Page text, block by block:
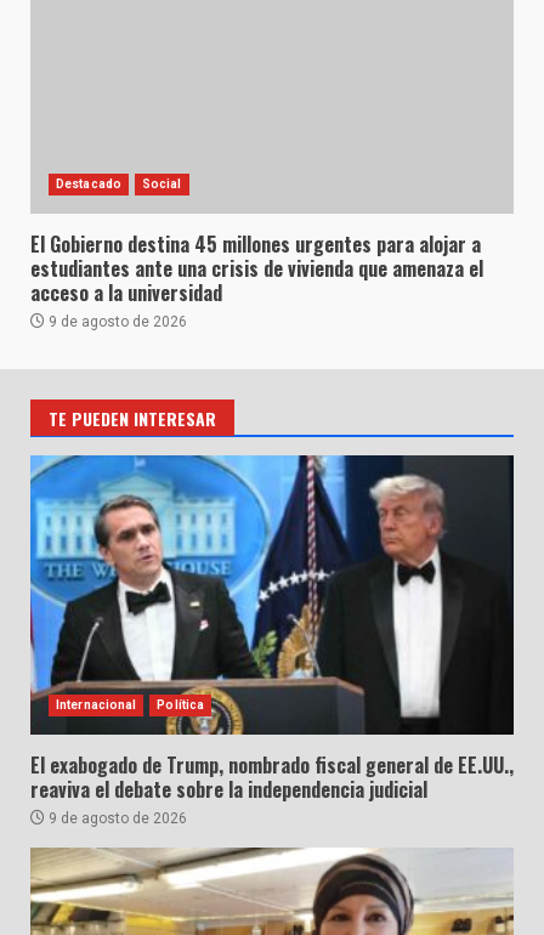
Destacado Social
El Gobierno destina 45 millones urgentes para alojar a
estudiantes ante una crisis de vivienda que amenaza el
acceso a la universidad
9 de agosto de 2026
TE PUEDEN INTERESAR
Internacional Política
El exabogado de Trump, nombrado fiscal general de EE.UU.,
reaviva el debate sobre la independencia judicial
9 de agosto de 2026